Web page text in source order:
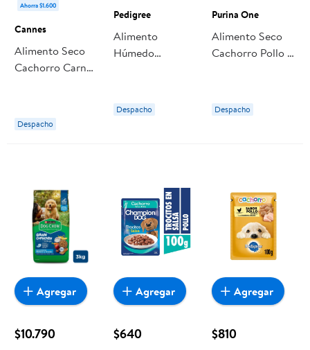
Ahorra $1.600
Cannes
Alimento Seco
Cachorro Carne
Despacho
Pedigree
Alimento
Húmedo
g Pedigree
Despacho
Purina One
Alimento Seco
Cachorro Pollo Y
Despacho
$10.790
Agregar
$640
Agregar
$810
Agregar